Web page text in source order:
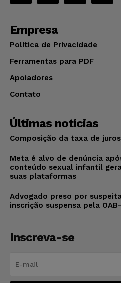
Empresa
Política de Privacidade
Ferramentas para PDF
Apoiadores
Contato
Últimas notícias
Composição da taxa de juros
Meta é alvo de denúncia
conteúdo sexual infantil
suas plataformas
Advogado preso por
inscrição suspensa pela
Inscreva-se